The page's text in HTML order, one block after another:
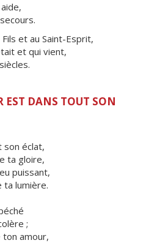
et au Saint-Esprit,
et qui vient,
EST DANS TOUT SON
son éclat,
ta gloire,
puissant,
ta lumière.
;
amour,